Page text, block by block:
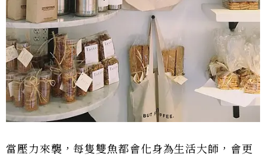
當壓力來襲，每隻雙魚都會化身為生活大師，會更